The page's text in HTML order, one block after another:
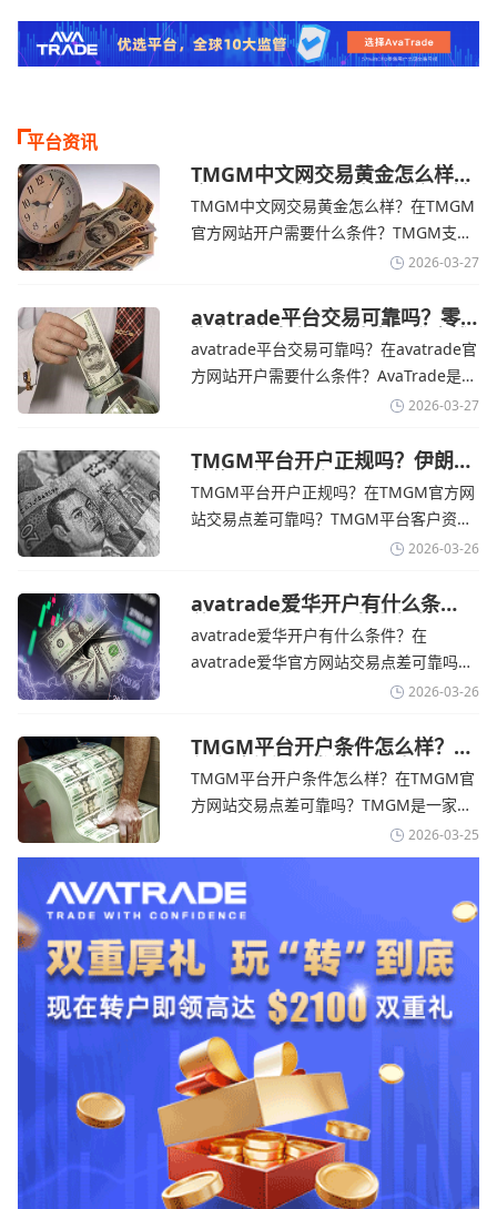
平台资讯
TMGM中文网交易黄金怎么样？
金价下跌，市场评估伊朗停火前
景-TMGM官网
TMGM中文网交易黄金怎么样？在TMGM
官方网站开户需要什么条件？‌‌‌TMGM支持
全球主流的MT4/MT5平台，同时提供功能
险管理工具。通过TMGM官网交易资讯了
解，金价周四回落，受​美元走强和油价上
涨，使通胀担忧保持不变‌对加息的持续预
2026-03-27
avatrade平台交易可靠吗？零
售企业称中东地区冲突正推高成
本avatrade官网
avatrade平台交易可靠吗？在avatrade官
方网站开户需要什么条件？‌‌‌AvaTrade是一
个在交易优势和可靠性两方面都非常均衡
在学习和探索中成长的新手交易者。通过
avatrade官网交易资讯了解，零售企业警
告称，中东地区的冲突正在推高成本，如
2026-03-27
TMGM平台开户正规吗？伊朗仍
拒绝与美国直接谈判-TMGM官
网
TMGM平台开户正规吗？在TMGM官方网
站交易点差可靠吗？‌‌‌TMGM平台客户资金
存放在澳大利亚国民银行等顶级银行的独
TMGM官网交易资讯了解，伊朗外交部长
表示，尽管德黑兰高级官员正在审查美国
结束战争的提议
2026-03-26
avatrade爱华开户有什么条
件？亚洲市场交易喜忧参半-
avatrade爱华官网
avatrade爱华开户有什么条件？在
avatrade爱华官方网站交易点差可靠吗？‌‌‌
avatrade爱华平台的新手可以用很小的成
标准的MT4、MT5，以及自研的
AvaTradeGO和AvaOptions。通过
avatrade爱华官网交易资讯了解，据伊朗
2026-03-26
TMGM平台开户条件怎么样？美
伊和谈传闻引发油价暴跌-
TMGM官网
TMGM平台开户条件怎么样？在TMGM官
方网站交易点差可靠吗？‌‌‌TMGM是一家交
易成本极低、产品极其丰富、ASIC监管
+千万保险加持的全球知名经纪商，特别适
合活跃交易者和股票CFD投资者。通过
TMGM官网交易资讯了解，周三亚洲交易
时段,油价暴跌逾6%,布伦特原油跌破每桶
100美元
2026-03-25